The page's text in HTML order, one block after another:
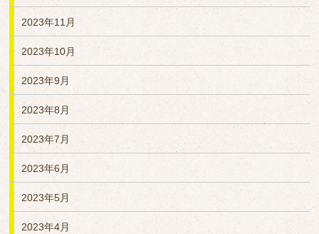
2023年11月
2023年10月
2023年9月
2023年8月
2023年7月
2023年6月
2023年5月
2023年4月